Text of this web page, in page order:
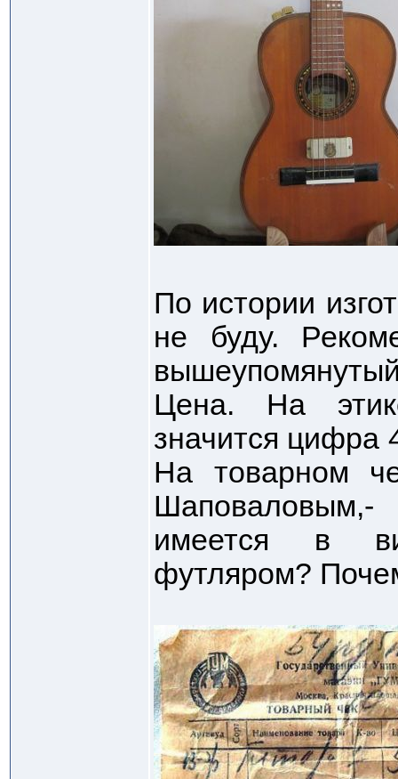
По истории
не буду.
Цена. На
значится цифра
На товарном
имеется в
футляром?